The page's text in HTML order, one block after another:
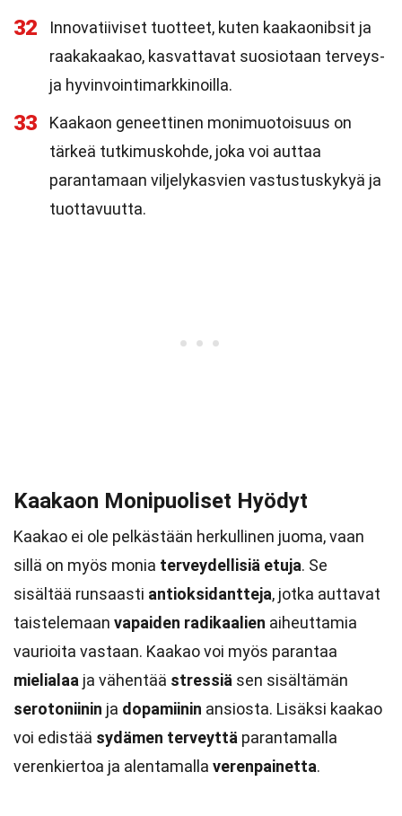
32
Innovatiiviset tuotteet, kuten kaakaonibsit ja
raakakaakao, kasvattavat suosiotaan terveys-
ja hyvinvointimarkkinoilla.
33
Kaakaon geneettinen monimuotoisuus on
tärkeä tutkimuskohde, joka voi auttaa
parantamaan viljelykasvien vastustuskykyä ja
tuottavuutta.
Kaakaon Monipuoliset Hyödyt
Kaakao ei ole pelkästään herkullinen juoma, vaan
sillä on myös monia terveydellisiä etuja. Se
sisältää runsaasti antioksidantteja, jotka auttavat
taistelemaan vapaiden radikaalien aiheuttamia
vaurioita vastaan. Kaakao voi myös parantaa
mielialaa ja vähentää stressiä sen sisältämän
serotoniinin ja dopamiinin ansiosta. Lisäksi kaakao
voi edistää sydämen terveyttä parantamalla
verenkiertoa ja alentamalla verenpainetta.